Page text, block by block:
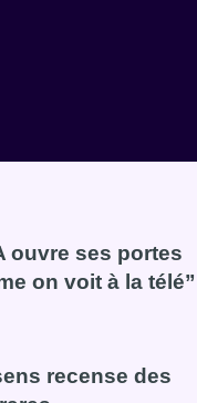
ouvre ses portes
on voit à la télé”
ouvre ses portes à
recense des